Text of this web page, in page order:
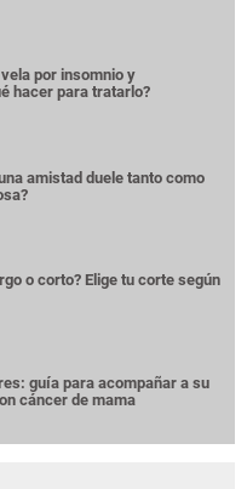
por insomnio y
hacer para tratarlo?
amistad duele tanto como
o corto? Elige tu corte según
guía para acompañar a su
cáncer de mama